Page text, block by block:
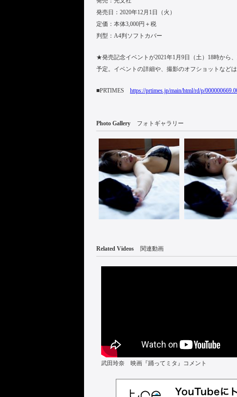
発売日：2020年12月1日（火）
定価：本体3,000円＋税
判型：A4判ソフトカバー
★発売記念イベントが2021年1月9日（土）18時か
予定。イベントの詳細や、撮影のオフショットなど
■PRTIMES https://prtimes.jp/main/html/rd/p/
Photo Gallery フォトギャラリー
Related Videos 関連動画
武田玲奈 映画『踊ってミタ』コメント